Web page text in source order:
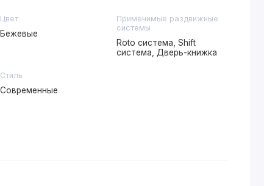
Цвет
Бежевые
Применимые раздвижные
системы
Roto система, Shift
система, Дверь-книжка
Стиль
Современные